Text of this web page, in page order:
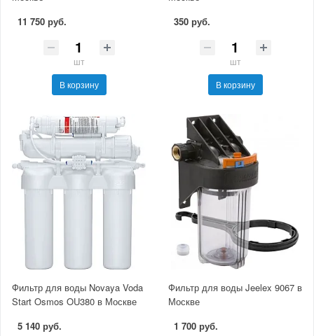
11 750 руб.
шт
В корзину
350 руб.
шт
В корзину
Фильтр для воды Novaya Voda
Start Osmos OU380 в Москве
5 140 руб.
Фильтр для воды Jeelex 9067 в
Москве
1 700 руб.